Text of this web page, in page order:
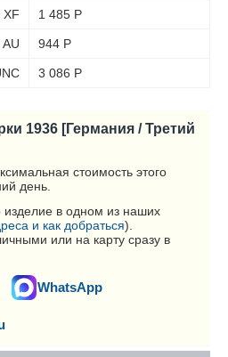
XF 1 485 Р
AU 944 Р
3 086 Р
1936 [Германия / Третий
стоимость этого
день.
изделие в одном из наших
и как добраться).
или на карту сразу в
WhatsApp